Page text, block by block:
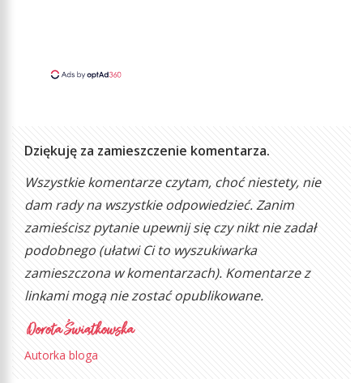
Dziękuję za zamieszczenie komentarza.
Wszystkie komentarze czytam, choć niestety, nie
dam rady na wszystkie odpowiedzieć. Zanim
zamieścisz pytanie upewnij się czy nikt nie zadał
podobnego (ułatwi Ci to wyszukiwarka
zamieszczona w komentarzach). Komentarze z
linkami mogą nie zostać opublikowane.
Autorka bloga